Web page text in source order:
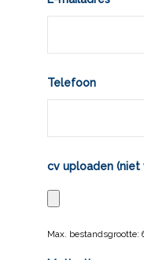
Telefoon
cv uploaden (niet
Max. bestandsgrootte: